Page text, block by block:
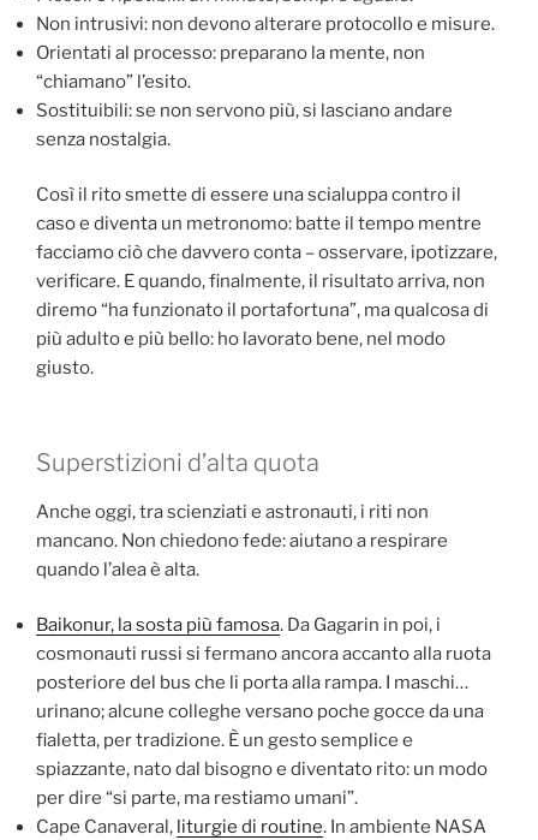
Non intrusivi: non devono alterare protocollo e misure.
Orientati al processo: preparano la mente, non
“chiamano” l’esito.
Sostituibili: se non servono più, si lasciano andare
senza nostalgia.
Così il rito smette di essere una scialuppa contro il
caso e diventa un metronomo: batte il tempo mentre
facciamo ciò che davvero conta – osservare, ipotizzare,
verificare. E quando, finalmente, il risultato arriva, non
diremo “ha funzionato il portafortuna”, ma qualcosa di
più adulto e più bello: ho lavorato bene, nel modo
giusto.
Superstizioni d’alta quota
Anche oggi, tra scienziati e astronauti, i riti non
mancano. Non chiedono fede: aiutano a respirare
quando l’alea è alta.
Baikonur, la sosta più famosa. Da Gagarin in poi, i
cosmonauti russi si fermano ancora accanto alla ruota
posteriore del bus che li porta alla rampa. I maschi…
urinano; alcune colleghe versano poche gocce da una
fialetta, per tradizione. È un gesto semplice e
spiazzante, nato dal bisogno e diventato rito: un modo
per dire “si parte, ma restiamo umani”.
Cape Canaveral, liturgie di routine. In ambiente NASA